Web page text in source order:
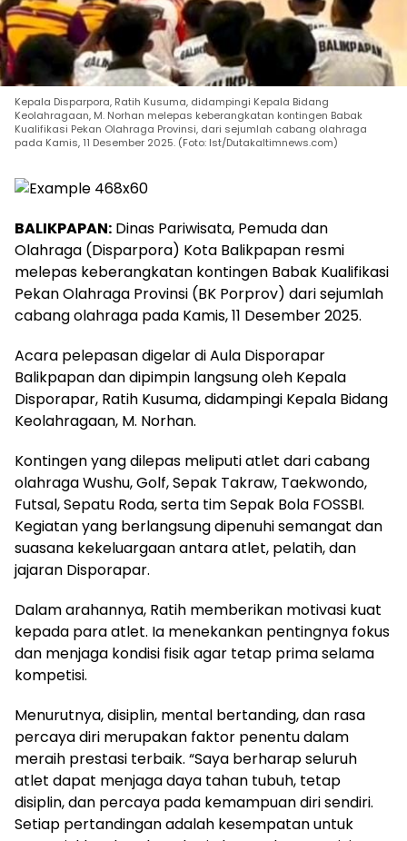
Kepala Disparpora, Ratih Kusuma, didampingi Kepala Bidang
Keolahragaan, M. Norhan melepas keberangkatan kontingen Babak
Kualifikasi Pekan Olahraga Provinsi, dari sejumlah cabang olahraga
pada Kamis, 11 Desember 2025. (Foto: Ist/Dutakaltimnews.com)
BALIKPAPAN: Dinas Pariwisata, Pemuda dan
Olahraga (Disparpora) Kota Balikpapan resmi
melepas keberangkatan kontingen Babak Kualifikasi
Pekan Olahraga Provinsi (BK Porprov) dari sejumlah
cabang olahraga pada Kamis, 11 Desember 2025.
Acara pelepasan digelar di Aula Disporapar
Balikpapan dan dipimpin langsung oleh Kepala
Disporapar, Ratih Kusuma, didampingi Kepala Bidang
Keolahragaan, M. Norhan.
Kontingen yang dilepas meliputi atlet dari cabang
olahraga Wushu, Golf, Sepak Takraw, Taekwondo,
Futsal, Sepatu Roda, serta tim Sepak Bola FOSSBI.
Kegiatan yang berlangsung dipenuhi semangat dan
suasana kekeluargaan antara atlet, pelatih, dan
jajaran Disporapar.
Dalam arahannya, Ratih memberikan motivasi kuat
kepada para atlet. Ia menekankan pentingnya fokus
dan menjaga kondisi fisik agar tetap prima selama
kompetisi.
Menurutnya, disiplin, mental bertanding, dan rasa
percaya diri merupakan faktor penentu dalam
meraih prestasi terbaik. “Saya berharap seluruh
atlet dapat menjaga daya tahan tubuh, tetap
disiplin, dan percaya pada kemampuan diri sendiri.
Setiap pertandingan adalah kesempatan untuk